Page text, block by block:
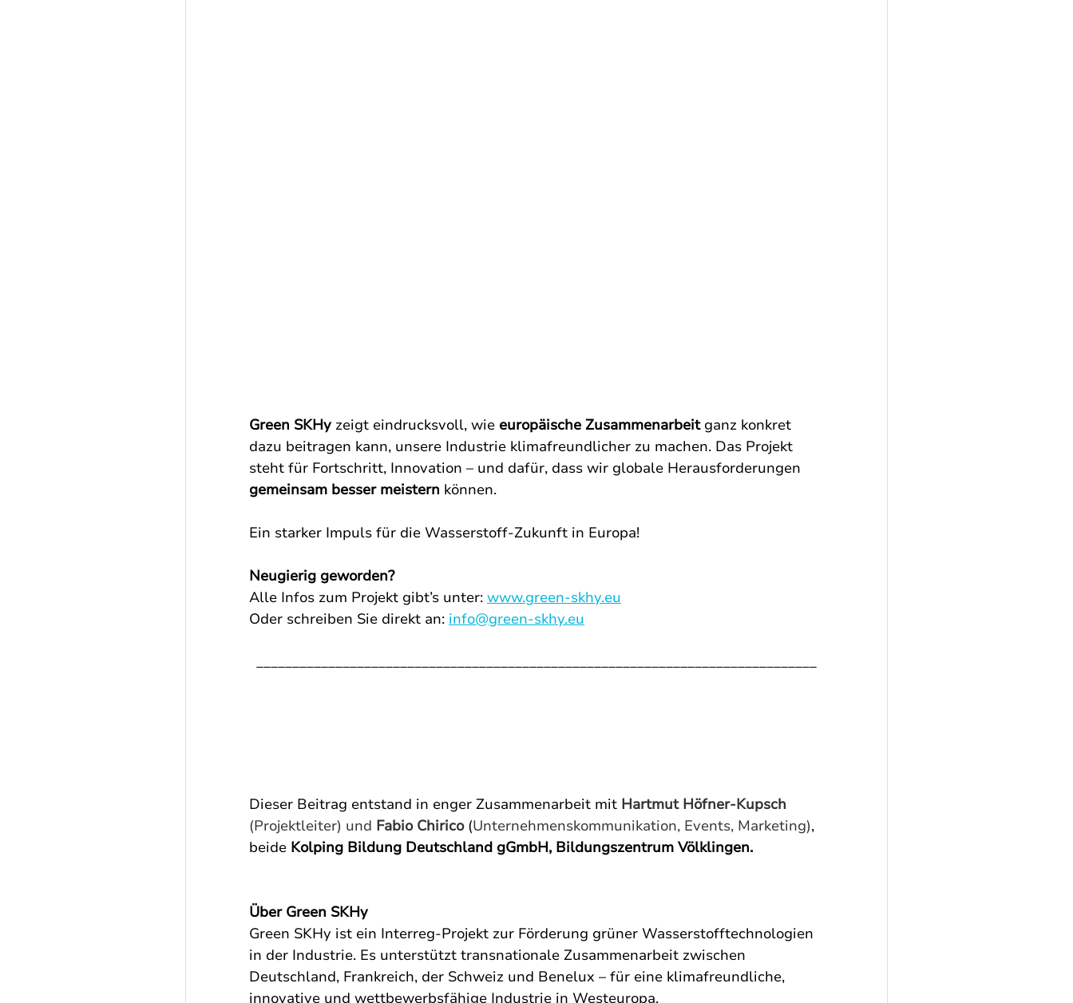
Green SKHy zeigt eindrucksvoll, wie europäische Zusammenarbeit ganz konkret
dazu beitragen kann, unsere Industrie klimafreundlicher zu machen. Das Projekt
steht für Fortschritt, Innovation – und dafür, dass wir globale Herausforderungen
gemeinsam besser meistern können.
Ein starker Impuls für die Wasserstoff-Zukunft in Europa!
Neugierig geworden?
Alle Infos zum Projekt gibt’s unter: www.green-skhy.eu
Oder schreiben Sie direkt an: info@green-skhy.eu
______________________________________________________________________________
Dieser Beitrag entstand in enger Zusammenarbeit mit Hartmut Höfner-Kupsch
(Projektleiter) und Fabio Chirico (Unternehmenskommunikation, Events, Marketing),
beide Kolping Bildung Deutschland gGmbH, Bildungszentrum Völklingen.
Über Green SKHy
Green SKHy ist ein Interreg-Projekt zur Förderung grüner Wasserstofftechnologien
in der Industrie. Es unterstützt transnationale Zusammenarbeit zwischen
Deutschland, Frankreich, der Schweiz und Benelux – für eine klimafreundliche,
innovative und wettbewerbsfähige Industrie in Westeuropa.